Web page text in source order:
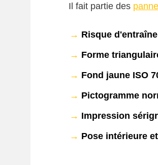
Il fait partie des
→ Risque
→ Forme
→ Fond jaune ISO
→ Pictogramme
→ Impression
→ Pose intérieure